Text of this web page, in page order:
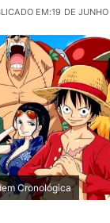
EM:19 DE
Cronológica